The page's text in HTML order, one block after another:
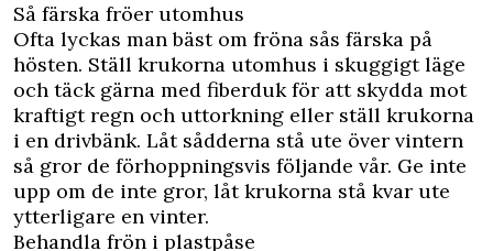
Så färska fröer utomhus
Ofta lyckas man bäst om fröna sås färska på
hösten. Ställ krukorna utomhus i skuggigt läge
och täck gärna med fiberduk för att skydda mot
kraftigt regn och uttorkning eller ställ krukorna
i en drivbänk. Låt sådderna stå ute över vintern
så gror de förhoppningsvis följande vår. Ge inte
upp om de inte gror, låt krukorna stå kvar ute
ytterligare en vinter.
Behandla frön i plastpåse